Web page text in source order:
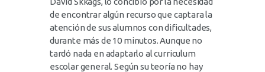
de encontrar algún recurso que captara la
atención de sus alumnos con dificultades,
durante más de 10 minutos. Aunque no
tardó nada en adaptarlo al curriculum
escolar general. Según su teoría no hay